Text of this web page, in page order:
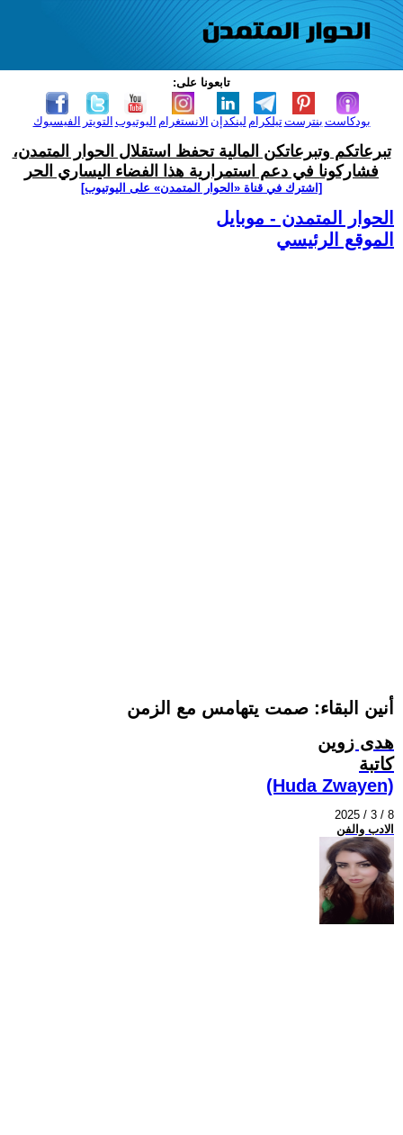
تابعونا على:
الفيسبوك التويتر اليوتيوب الانستغرام لينكدإن تيلكرامبنترست بودكاست
تبرعاتكم وتبرعاتكن المالية تحفظ استقلال الحوار المتمدن،
فشاركونا في دعم استمرارية هذا الفضاء اليساري الحر
[اشترك في قناة ‫«الحوار المتمدن» على اليوتيوب]
الحوار المتمدن - موبايل
الموقع الرئيسي
أنين البقاء: صمت يتهامس مع الزمن
هدى زوين
كاتبة
(Huda Zwayen)
2025 / 3 / 8
الادب والفن